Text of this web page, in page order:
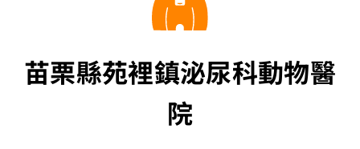
苗栗縣苑裡鎮泌尿科動物醫
院